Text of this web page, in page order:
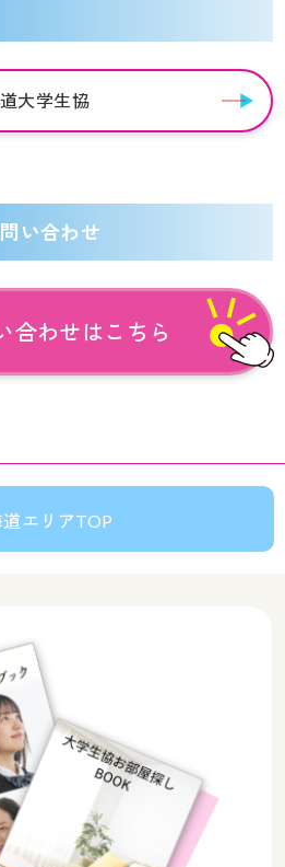
大学生協
い合わせ
合わせはこちら
エリアTOP